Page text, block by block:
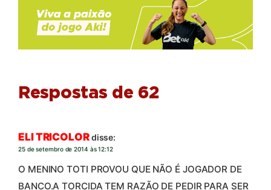
Respostas de 62
ELI TRICOLORdisse:
25 de setembro de 2014 às 12:12
O MENINO TOTI PROVOU QUE NÃO É JOGADOR DE
BANCO.A TORCIDA TEM RAZÃO DE PEDIR PARA SER